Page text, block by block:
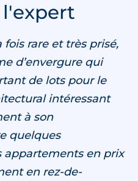
rare et très prisé,
d’envergure qui
de lots pour le
intéressant
à son
quelques
appartements en prix
en rez-de-